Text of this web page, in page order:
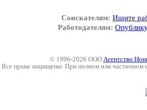
Соискателям: Ищите
Работодателям:
© 1996-2026 ООО Агентство
Все права защищены. При полном или частичном